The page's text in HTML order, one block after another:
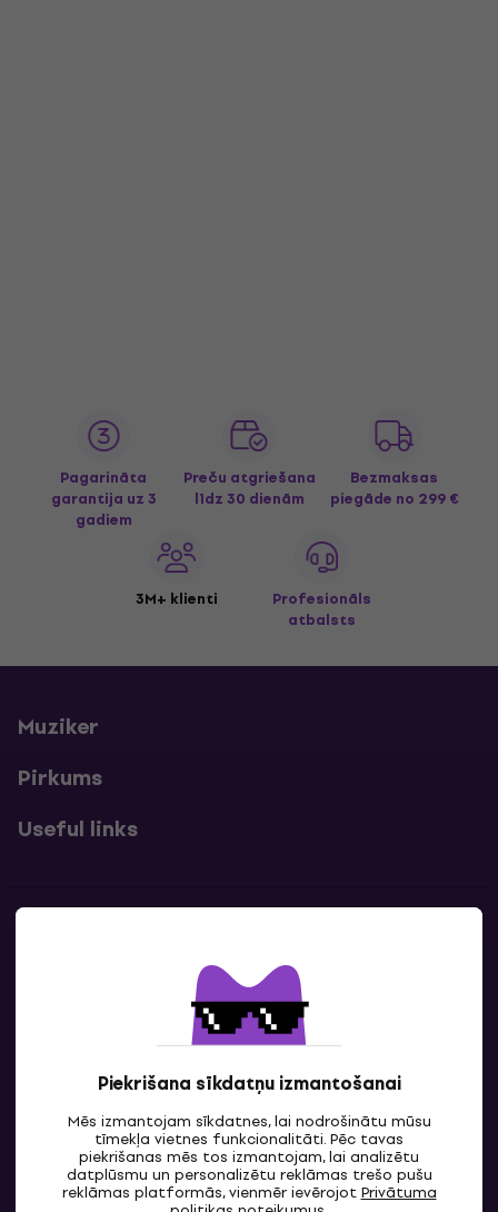
Piekrišana sīkdatņu izmantošanai
Mēs izmantojam sīkdatnes, lai nodrošinātu mūsu
tīmekļa vietnes funkcionalitāti. Pēc tavas
piekrišanas mēs tos izmantojam, lai analizētu
datplūsmu un personalizētu reklāmas trešo pušu
reklāmas platformās, vienmēr ievērojotPrivātuma
Pagarināta
garantija uz 3
gadiem
Preču atgriešana
līdz 30 dienām
Bezmaksas
piegāde no 299 €
3M+ klienti
Profesionāls
atbalsts
Muziker
Pirkums
Useful links
Sazinies ar mums
LV